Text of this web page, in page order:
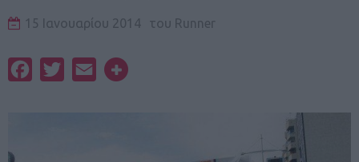
15 Ιανουαρίου 2014 του Runner
FacebookTwitterEmail